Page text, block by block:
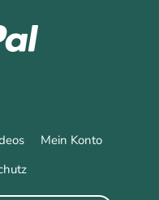
Mein Konto